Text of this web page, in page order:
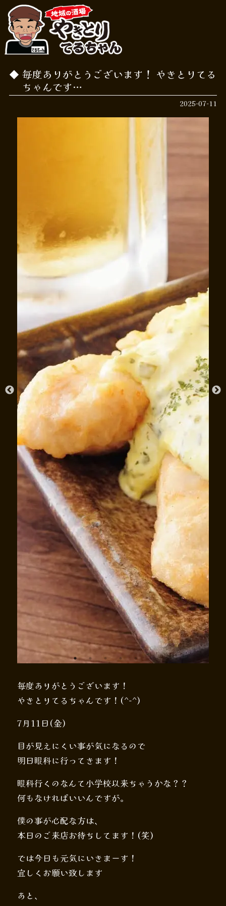
毎度ありがとうございます！ やきとりてる
ちゃんです…
2025-07-11
毎度ありがとうございます！
やきとりてるちゃんです！(^-^)
7月11日(金)
目が見えにくい事が気になるので
明日眼科に行ってきます！
眼科行くのなんて小学校以来ちゃうかな？？
何もなければいいんですが。
僕の事が心配な方は、
本日のご来店お待ちしてます！(笑)
では今日も元気にいきまーす！
宜しくお願い致します
あと、